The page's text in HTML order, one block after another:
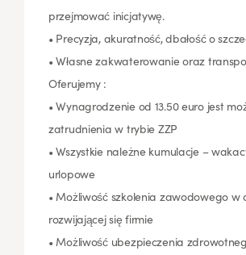
przejmować inicjatywę.
• Precyzja, akuratność, dbałość o
• Własne zakwaterowanie oraz
Oferujemy :
• Wynagrodzenie od 13.50 euro jest
zatrudnienia w trybie ZZP
• Wszystkie należne kumulacje –
urlopowe
• Możliwość szkolenia zawodowego w
rozwijającej się firmie
• Możliwość ubezpieczenia